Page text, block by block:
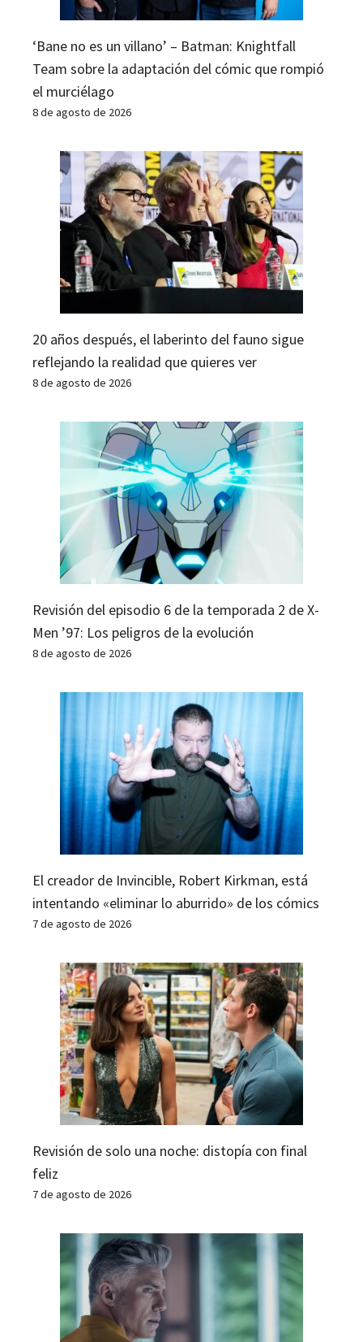
‘Bane no es un villano’ – Batman: Knightfall
Team sobre la adaptación del cómic que rompió
el murciélago
8 de agosto de 2026
20 años después, el laberinto del fauno sigue
reflejando la realidad que quieres ver
8 de agosto de 2026
Revisión del episodio 6 de la temporada 2 de X-
Men ’97: Los peligros de la evolución
8 de agosto de 2026
El creador de Invincible, Robert Kirkman, está
intentando «eliminar lo aburrido» de los cómics
7 de agosto de 2026
Revisión de solo una noche: distopía con final
feliz
7 de agosto de 2026